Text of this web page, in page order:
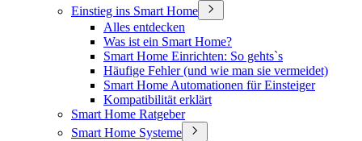
Einstieg ins Smart Home
Alles entdecken
Was ist ein Smart Home?
Smart Home Einrichten: So gehts`s
Häufige Fehler (und wie man sie vermeidet)
Smart Home Automationen für Einsteiger
Kompatibilität erklärt
Smart Home Ratgeber
Smart Home Systeme